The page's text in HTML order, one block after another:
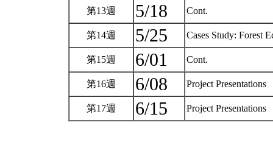
第13週 5/18 Cont.
第14週 5/25 Cases Study: Forest
第15週 6/01 Cont.
第16週 6/08 Project Presentations
第17週 6/15 Project Presentations